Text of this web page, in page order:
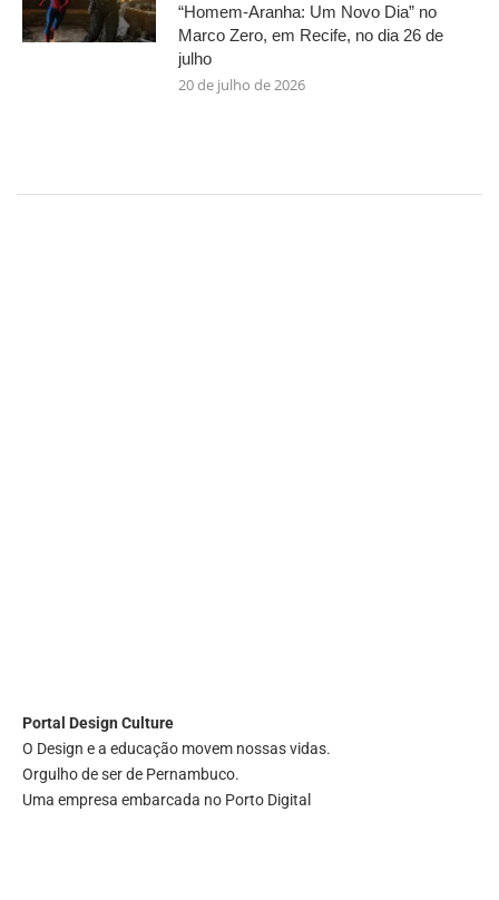
“Homem-Aranha: Um Novo Dia” no
Marco Zero, em Recife, no dia 26 de
julho
20 de julho de 2026
Portal Design Culture
O Design e a educação movem nossas vidas.
Orgulho de ser de Pernambuco.
Uma empresa embarcada no Porto Digital